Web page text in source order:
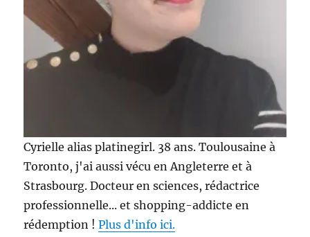
Cyrielle alias platinegirl. 38 ans. Toulousaine à
Toronto, j'ai aussi vécu en Angleterre et à
Strasbourg. Docteur en sciences, rédactrice
professionnelle... et shopping-addicte en
rédemption !Plus d'info ici.